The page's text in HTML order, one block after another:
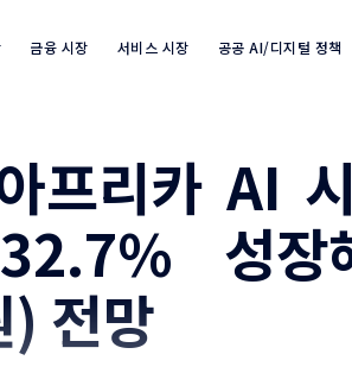
금융 시장 서비스 시장 공공 AI/디지털 정책
Industry
프리카 AI
성장
전망